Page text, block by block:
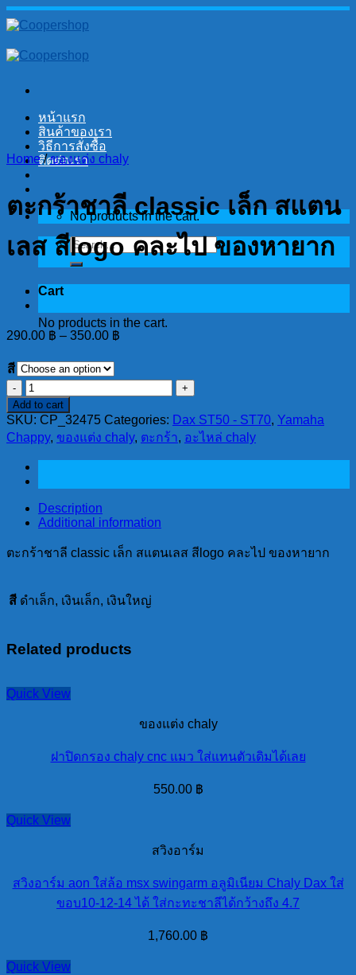
Skip
to
หน้าแรก
สินค้าของเรา
วิธีการสั่งซื้อ
ติดต่อเรา
No products in the cart.
Search
for:
Cart
No products in the cart.
Home / ของแต่ง chaly
ตะกร้าชาลี classic เล็ก สแตน
เลส สีlogo คละไป ของหายาก
290.00 ฿ – 350.00 ฿
สี
ตะกร้า
ชาลี
classic
เล็ก
ส
แตน
เลส
สีlogo
หา
Add to cart
SKU: CP_32475 Categories: Dax ST50 - ST70, Yamaha
Chappy, ของแต่ง chaly, ตะกร้า, อะไหล่ chaly
Description
Additional information
ตะกร้าชาลี classic เล็ก สแตนเลส สีlogo คละไป ของหายาก
สี ดำเล็ก, เงินเล็ก, เงินใหญ่
Related products
Quick View
ของแต่ง chaly
ฝาปิดกรอง chaly cnc แมว ใส่แทนตัวเดิมได้เลย
550.00 ฿
Quick View
สวิงอาร์ม
สวิงอาร์ม aon ใส่ล้อ msx swingarm อลูมิเนียม Chaly Dax ใส่
ขอบ10-12-14 ได้ ใส่กะทะชาลีได้กว้างถึง 4.7
1,760.00 ฿
Quick View